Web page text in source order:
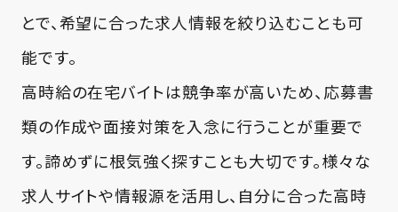
とで、希望に合った求人情報を絞り込むことも可
能です。
高時給の在宅バイトは競争率が高いため、応募書
類の作成や面接対策を入念に行うことが重要で
す。諦めずに根気強く探すことも大切です。様々な
求人サイトや情報源を活用し、自分に合った高時